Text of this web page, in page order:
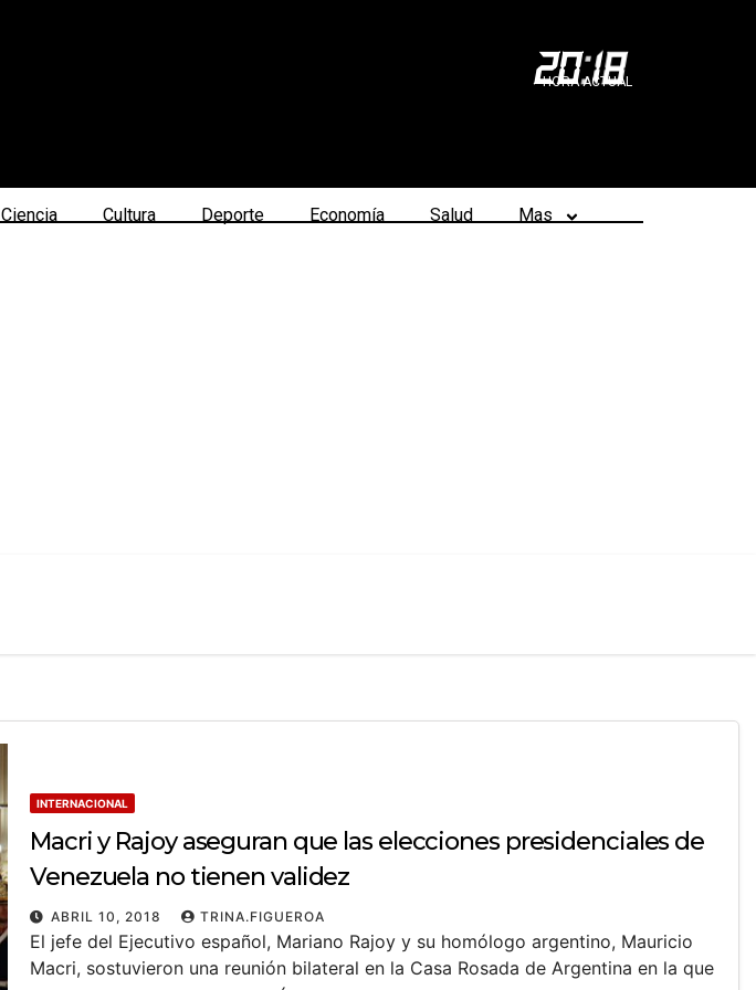
20:18
HORA ACTUAL
Ciencia Cultura Deporte Economía Salud Mas
INTERNACIONAL
Macri y Rajoy aseguran que las elecciones presidenciales de
Venezuela no tienen validez
ABRIL 10, 2018 TRINA.FIGUEROA
El jefe del Ejecutivo español, Mariano Rajoy y su homólogo argentino, Mauricio
Macri, sostuvieron una reunión bilateral en la Casa Rosada de Argentina en la que